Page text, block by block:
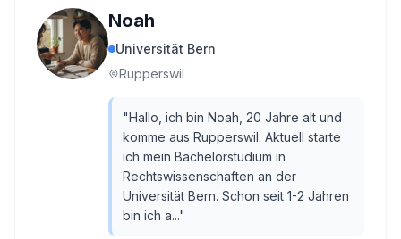
Noah
Universität Bern
Rupperswil
"Hallo, ich bin Noah, 20 Jahre alt und
komme aus Rupperswil. Aktuell starte
ich mein Bachelorstudium in
Rechtswissenschaften an der
Universität Bern. Schon seit 1-2 Jahren
bin ich a..."